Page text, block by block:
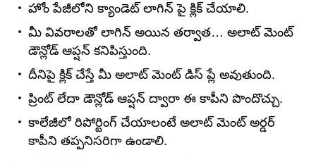
హోం పేజీలోని క్యాండెట్ లాగిన్ పై క్లిక్ చేయాలి.
మీ వివరాలతో లాగిన్ అయిన తర్వాత… అలాట్ మెంట్
డౌన్లోడ్ ఆప్షన్ కనిపిస్తుంది.
దీనిపై క్లిక్ చేస్తే మీ అలాట్ మెంట్ డిస్ ప్లే అవుతుంది.
ప్రింట్ లేదా డౌన్లోడ్ ఆప్షన్ ద్వారా ఈ కాపీని పొందొచ్చు.
కాలేజీలో రిపోర్టింగ్ చేయాలంటే అలాట్ మెంట్ అర్డర్
కాపీని తప్పనిసరిగా ఉండాలి.